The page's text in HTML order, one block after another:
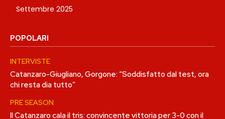
Settembre 2025
POPOLARI
INTERVISTE
Catanzaro-Giugliano, Gorgone: “Soddisfatto dal test, ora
chi resta dia tutto”
PRE SEASON
Il Catanzaro cala il tris: convincente vittoria per 3-0 con il